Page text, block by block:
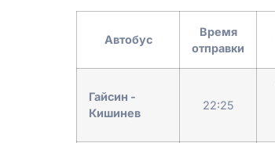
Автобус
Время
отправки
Гайсин -
Кишинев
22:25